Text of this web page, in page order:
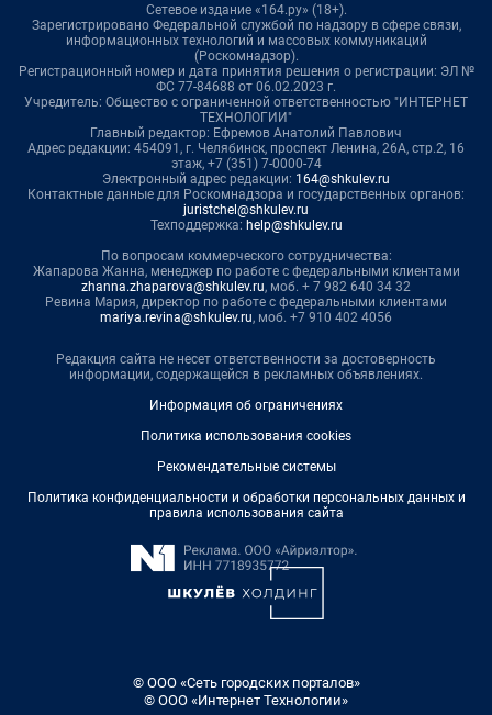
Сетевое издание «164.ру» (18+).
Зарегистрировано Федеральной службой по надзору в сфере связи,
информационных технологий и массовых коммуникаций
(Роскомнадзор).
Регистрационный номер и дата принятия решения о регистрации: ЭЛ №
ФС 77-84688 от 06.02.2023 г.
Учредитель: Общество с ограниченной ответственностью "ИНТЕРНЕТ
ТЕХНОЛОГИИ"
Главный редактор: Ефремов Анатолий Павлович
Адрес редакции: 454091, г. Челябинск, проспект Ленина, 26А, стр.2, 16
этаж, +7 (351) 7-0000-74
Электронный адрес редакции: 164@shkulev.ru
Контактные данные для Роскомнадзора и государственных органов:
juristchel@shkulev.ru
Техподдержка: help@shkulev.ru
По вопросам коммерческого сотрудничества:
Жапарова Жанна, менеджер по работе с федеральными клиентами
zhanna.zhaparova@shkulev.ru, моб. + 7 982 640 34 32
Ревина Мария, директор по работе с федеральными клиентами
mariya.revina@shkulev.ru, моб. +7 910 402 4056
Редакция сайта не несет ответственности за достоверность
информации, содержащейся в рекламных объявлениях.
Информация об ограничениях
Политика использования cookies
Рекомендательные системы
Политика конфиденциальности и обработки персональных данных и
правила использования сайта
© ООО «Сеть городских порталов»
© ООО «Интернет Технологии»